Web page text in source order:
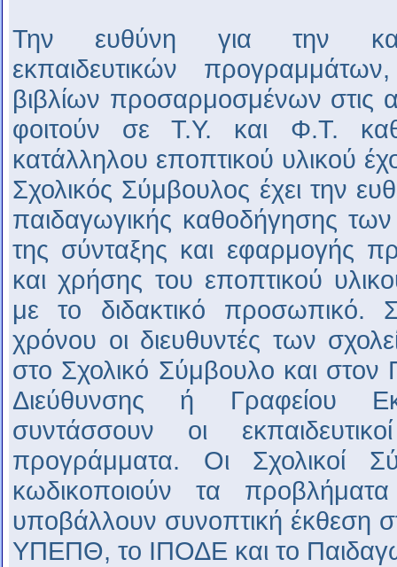
Την ευθύνη για την
εκπαιδευτικών
βιβλίων προσαρμοσμένων
φοιτούν σε Τ.Υ. και Φ.Τ.
κατάλληλου εποπτικού υλικού
Σχολικός Σύμβουλος έχει την
παιδαγωγικής καθοδήγησης
της σύνταξης και εφαρμογής
και χρήσης του εποπτικού
με το διδακτικό προσωπικό.
χρόνου οι διευθυντές των
στο Σχολικό Σύμβουλο και στον
Διεύθυνσης ή Γραφείου
συντάσσουν οι
προγράμματα. Οι Σχολικοί
κωδικοποιούν τα
υποβάλλουν συνοπτική έκθεση
ΥΠΕΠΘ, το ΙΠΟΔΕ και το